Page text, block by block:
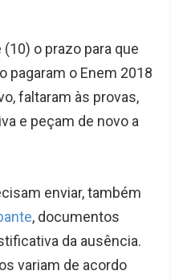
o prazo para que
pagaram o Enem 2018
faltaram às provas,
e peçam de novo a
enviar, também
, documentos
da ausência.
variam de acordo